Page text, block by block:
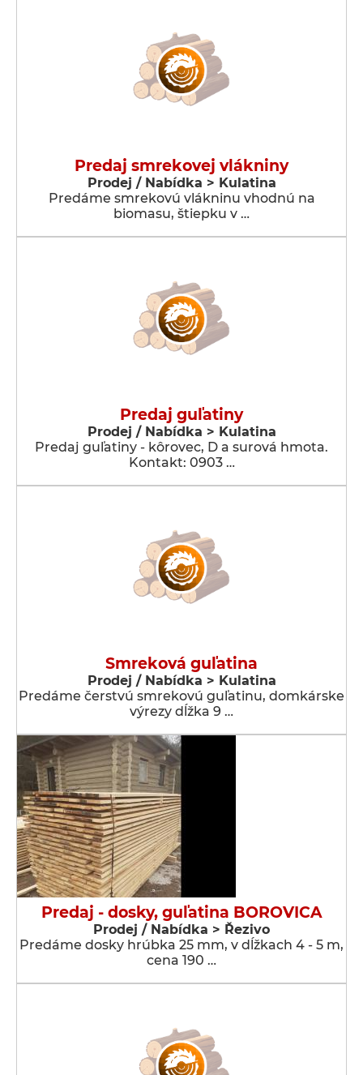
Predaj smrekovej vlákniny
Prodej / Nabídka > Kulatina
Predáme smrekovú vlákninu vhodnú na
biomasu, štiepku v …
Predaj guľatiny
Prodej / Nabídka > Kulatina
Predaj guľatiny - kôrovec, D a surová hmota.
Kontakt: 0903 …
Smreková guľatina
Prodej / Nabídka > Kulatina
Predáme čerstvú smrekovú guľatinu, domkárske
výrezy dĺžka 9 …
Predaj - dosky, guľatina BOROVICA
Prodej / Nabídka > Řezivo
Predáme dosky hrúbka 25 mm, v dĺžkach 4 - 5 m,
cena 190 …